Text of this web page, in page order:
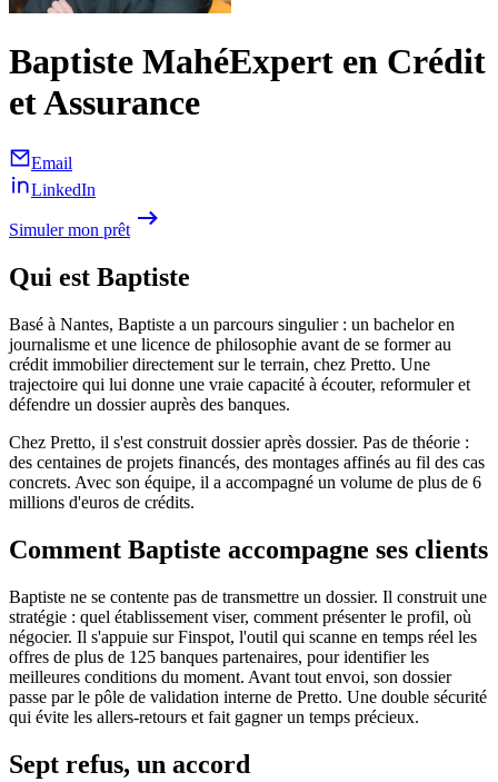
Baptiste MahéExpert en Crédit
et Assurance
Email
LinkedIn
Simuler mon prêt
Qui est Baptiste
Basé à Nantes, Baptiste a un parcours singulier : un bachelor en
journalisme et une licence de philosophie avant de se former au
crédit immobilier directement sur le terrain, chez Pretto. Une
trajectoire qui lui donne une vraie capacité à écouter, reformuler et
défendre un dossier auprès des banques.
Chez Pretto, il s'est construit dossier après dossier. Pas de théorie :
des centaines de projets financés, des montages affinés au fil des cas
concrets. Avec son équipe, il a accompagné un volume de plus de 6
millions d'euros de crédits.
Comment Baptiste accompagne ses clients
Baptiste ne se contente pas de transmettre un dossier. Il construit une
stratégie : quel établissement viser, comment présenter le profil, où
négocier. Il s'appuie sur Finspot, l'outil qui scanne en temps réel les
offres de plus de 125 banques partenaires, pour identifier les
meilleures conditions du moment. Avant tout envoi, son dossier
passe par le pôle de validation interne de Pretto. Une double sécurité
qui évite les allers-retours et fait gagner un temps précieux.
Sept refus, un accord